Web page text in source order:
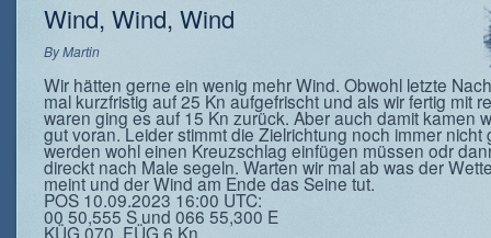
Wind, Wind, Wind
ByMartin
Wir hätten gerne ein wenig mehr Wind. Obwohl letzte
mal kurzfristig auf 25 Kn aufgefrischt und als wir fertig mit
waren ging es auf 15 Kn zurück. Aber auch damit kamen
gut voran. Leider stimmt die Zielrichtung noch immer nicht
werden wohl einen Kreuzschlag einfügen müssen odr
direckt nach Male segeln. Warten wir mal ab was der
meint und der Wind am Ende das Seine tut.
POS 10.09.2023 16:00 UTC:
00 50,555 S und 066 55,300 E
KÜG 070, FÜG 6 Kn